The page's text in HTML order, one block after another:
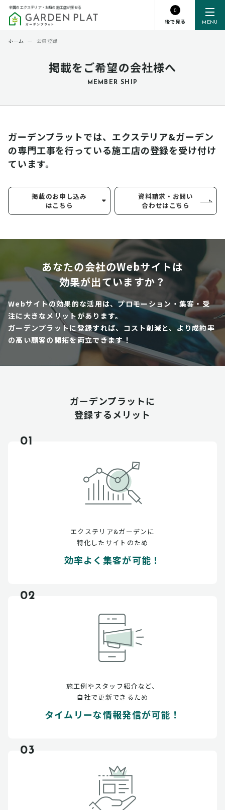
MENU
全国のエクステリア・お庭の施工店が探せる
0
後で見る
掲載をご希望の会社様へ
MEMBER SHIP
ホーム ー 会員登録
ガーデンプラットでは、エクステリア&ガーデン
の専門工事を行っている施工店の登録を受け付け
ています。
掲載のお申し込み
はこちら
資料請求・お問い
合わせはこちら
あなたの会社のWebサイトは
効果が出ていますか？
Webサイトの効果的な活用は、プロモーション・集客・受
注に大きなメリットがあります。
ガーデンプラットに登録すれば、コスト削減と、より成約率
の高い顧客の開拓を両立できます！
ガーデンプラットに
登録するメリット
01
エクステリア&ガーデンに
特化したサイトのため
効率よく集客が可能！
02
施工例やスタッフ紹介など、
自社で更新できるため
タイムリーな情報発信が可能！
03